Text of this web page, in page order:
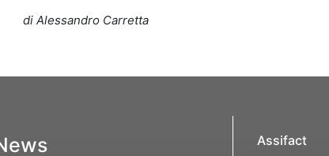
di Alessandro Carretta
Assifact